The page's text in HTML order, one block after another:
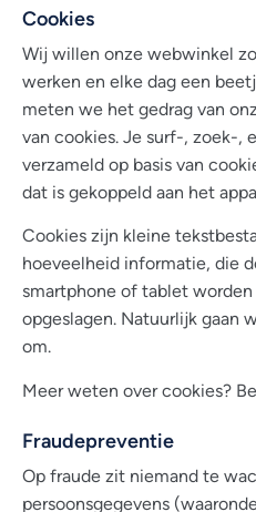
Cookies
Wij willen onze webwinkel
werken en elke dag een
meten we het gedrag van
van cookies. Je surf-, zoek-,
verzameld op basis van
dat is gekoppeld aan het
Cookies zijn kleine
hoeveelheid informatie, die
smartphone of tablet
opgeslagen. Natuurlijk gaan
om.
Meer weten over cookies?
Fraudepreventie
Op fraude zit niemand te
persoonsgegevens